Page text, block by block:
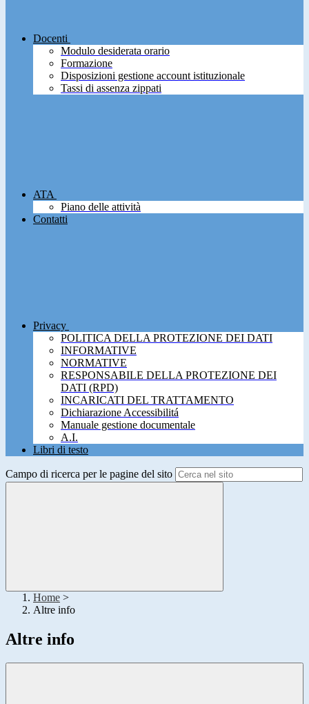
Docenti
Modulo desiderata orario
Formazione
Disposizioni gestione account istituzionale
Tassi di assenza zippati
ATA
Piano delle attività
Contatti
Privacy
POLITICA DELLA PROTEZIONE DEI DATI
INFORMATIVE
NORMATIVE
RESPONSABILE DELLA PROTEZIONE DEI
DATI (RPD)
INCARICATI DEL TRATTAMENTO
Dichiarazione Accessibilitá
Manuale gestione documentale
A.I.
Libri di testo
Campo di ricerca per le pagine del sito
Home >
Altre info
Altre info